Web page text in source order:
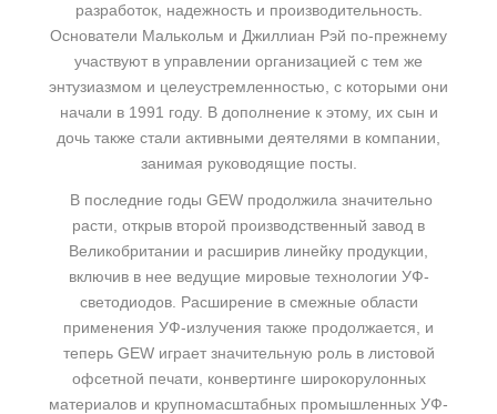
разработок, надежность и производительность.
Основатели Малькольм и Джиллиан Рэй по-прежнему
участвуют в управлении организацией с тем же
энтузиазмом и целеустремленностью, с которыми они
начали в 1991 году. В дополнение к этому, их сын и
дочь также стали активными деятелями в компании,
занимая руководящие посты.
В последние годы GEW продолжила значительно
расти, открыв второй производственный завод в
Великобритании и расширив линейку продукции,
включив в нее ведущие мировые технологии УФ-
светодиодов. Расширение в смежные области
применения УФ-излучения также продолжается, и
теперь GEW играет значительную роль в листовой
офсетной печати, конвертинге широкорулонных
материалов и крупномасштабных промышленных УФ-